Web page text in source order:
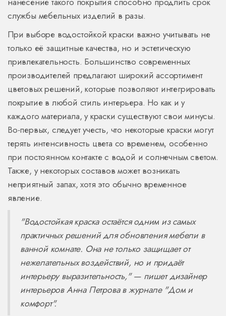
службы мебельных изделий в разы.
При выборе водостойкой краски важно учитывать не
только её защитные качества, но и эстетическую
привлекательность. Большинство современных
производителей предлагают широкий ассортимент
цветовых решений, которые позволяют интегрировать
покрытие в любой стиль интерьера. Но как и у
каждого материала, у краски существуют свои минусы.
Во-первых, следует учесть, что некоторые краски могут
терять интенсивность цвета со временем, особенно
при постоянном контакте с водой и солнечным светом.
Также, у некоторых составов может возникать
неприятный запах, хотя это обычно временное
явление.
"Водостойкая краска остаётся одним из самых
практичных решений для обновления мебели в
ванной комнате. Она не только защищает от
нежелательных воздействий, но и придаёт
интерьеру выразительность," — пишет дизайнер
интерьеров Анна Петрова в журнале "Дом и
комфорт".